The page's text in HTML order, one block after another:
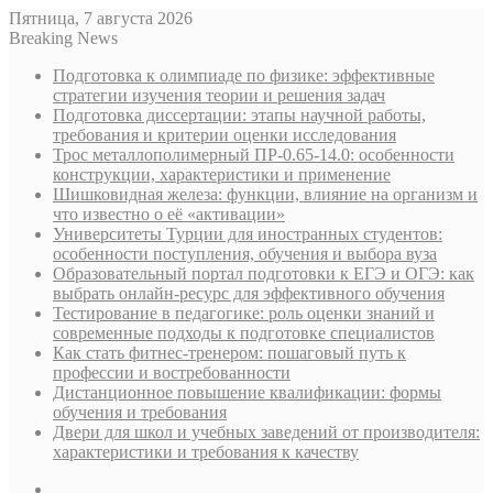
Пятница, 7 августа 2026
Breaking News
Подготовка к олимпиаде по физике: эффективные
стратегии изучения теории и решения задач
Подготовка диссертации: этапы научной работы,
требования и критерии оценки исследования
Трос металлополимерный ПР-0.65-14.0: особенности
конструкции, характеристики и применение
Шишковидная железа: функции, влияние на организм и
что известно о её «активации»
Университеты Турции для иностранных студентов:
особенности поступления, обучения и выбора вуза
Образовательный портал подготовки к ЕГЭ и ОГЭ: как
выбрать онлайн-ресурс для эффективного обучения
Тестирование в педагогике: роль оценки знаний и
современные подходы к подготовке специалистов
Как стать фитнес-тренером: пошаговый путь к
профессии и востребованности
Дистанционное повышение квалификации: формы
обучения и требования
Двери для школ и учебных заведений от производителя:
характеристики и требования к качеству